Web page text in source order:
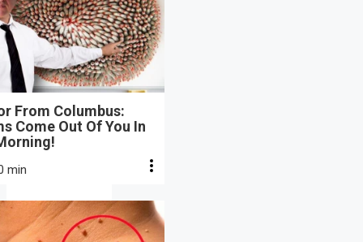
From Columbus:
Come Out Of You In
min